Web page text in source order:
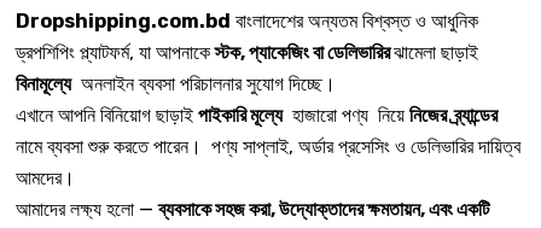
Dropshipping.com.bd বাংলাদেশের অন্যতম বিশ্বস্ত ও আধুনিক
ড্রপশিপিং প্ল্যাটফর্ম, যা আপনাকেস্টক, প্যাকেজিং বা ডেলিভারিরঝামেলা ছাড়াই
বিনামূল্যেঅনলাইন ব্যবসা পরিচালনার সুযোগ দিচ্ছে।
এখানে আপনি বিনিয়োগ ছাড়াই পাইকারি মূল্যেহাজারো পণ্য নিয়ে নিজের ব্র্যান্ডের
নামে ব্যবসা শুরু করতে পারেন। পণ্য সাপ্লাই, অর্ডার প্রসেসিং ও ডেলিভারির দায়িত্ব
আমদের।
আমাদের লক্ষ্য হলো —ব্যবসাকে সহজ করা, উদ্যোক্তাদের ক্ষমতায়ন, এবং একটি